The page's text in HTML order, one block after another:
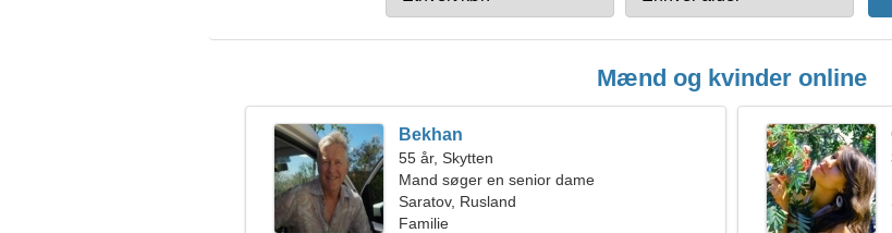
Mænd og kvinder online
Bekhan
55 år, Skytten
Mand søger en senior dame
Saratov, Rusland
Familie